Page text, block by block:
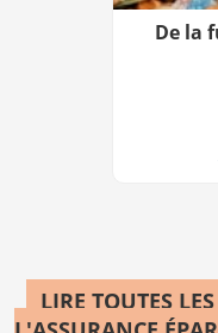
De la
LIRE TOUTES